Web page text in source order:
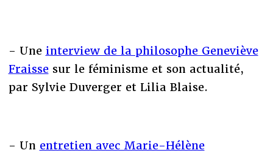
- Une interview de la philosophe Geneviève
Fraissesur le féminisme et son actualité,
par Sylvie Duverger et Lilia Blaise.
- Un entretien avec Marie-Hélène